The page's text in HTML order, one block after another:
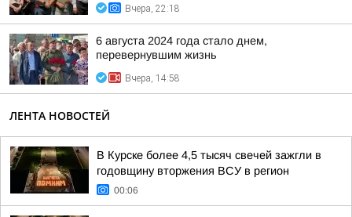
Вчера, 22:18
6 августа 2024 года стало днем,
перевернувшим жизнь
Вчера, 14:58
ЛЕНТА НОВОСТЕЙ
В Курске более 4,5 тысяч свечей зажгли в
годовщину вторжения ВСУ в регион
00:06